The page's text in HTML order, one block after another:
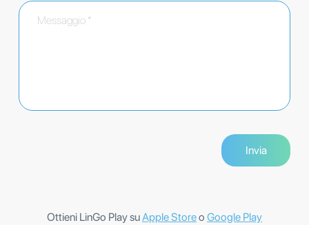
Ottieni LinGo Play suApple Storeo Google Play